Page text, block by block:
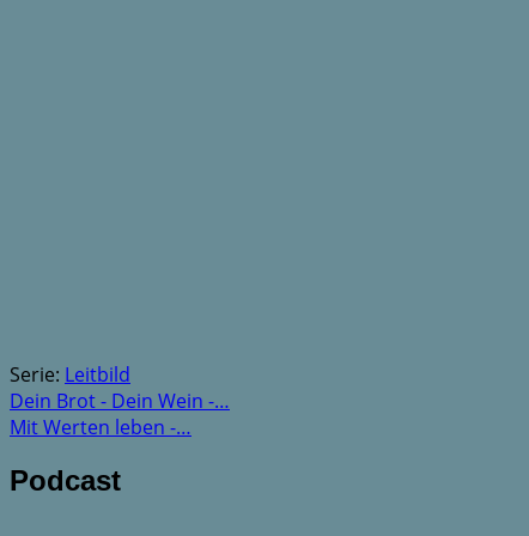
Serie: Leitbild
Dein Brot - Dein Wein -…
Mit Werten leben -…
Podcast